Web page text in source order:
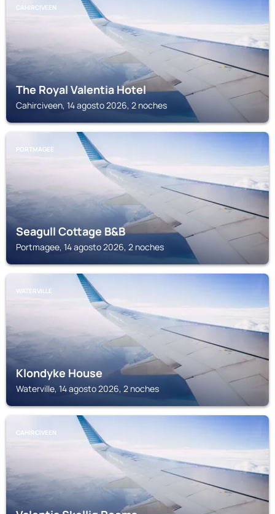
CAHIRCIVEEN
The Royal Valentia Hotel
Cahirciveen, 14 agosto 2026, 2 noches
PORTMAGEE
Seagull Cottage B&B
Portmagee, 14 agosto 2026, 2 noches
WATERVILLE
Klondyke House
Waterville, 14 agosto 2026, 2 noches
CAHIRCIVEEN